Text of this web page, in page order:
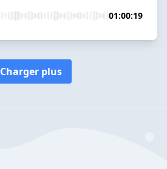
01:00:19
Charger plus